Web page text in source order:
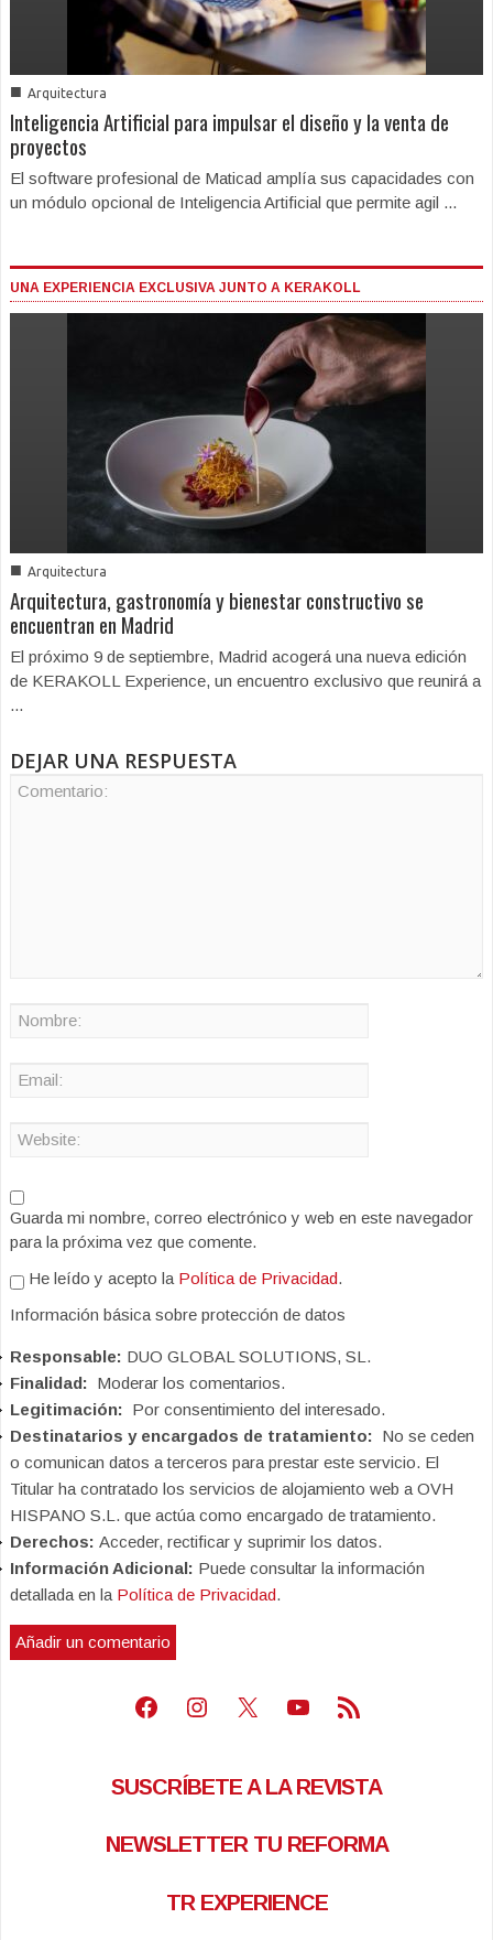
■ Arquitectura
Inteligencia Artificial para impulsar el diseño y la venta de
proyectos
El software profesional de Maticad amplía sus capacidades con
un módulo opcional de Inteligencia Artificial que permite agil ...
UNA EXPERIENCIA EXCLUSIVA JUNTO A KERAKOLL
■ Arquitectura
Arquitectura, gastronomía y bienestar constructivo se
encuentran en Madrid
El próximo 9 de septiembre, Madrid acogerá una nueva edición
de KERAKOLL Experience, un encuentro exclusivo que reunirá a
...
DEJAR UNA RESPUESTA
Guarda mi nombre, correo electrónico y web en este navegador
para la próxima vez que comente.
He leído y acepto la Política de Privacidad.
Información básica sobre protección de datos
Responsable: DUO GLOBAL SOLUTIONS, SL.
Finalidad: Moderar los comentarios.
Legitimación: Por consentimiento del interesado.
Destinatarios y encargados de tratamiento: No se ceden
o comunican datos a terceros para prestar este servicio. El
Titular ha contratado los servicios de alojamiento web a OVH
HISPANO S.L. que actúa como encargado de tratamiento.
Derechos: Acceder, rectificar y suprimir los datos.
Información Adicional: Puede consultar la información
detallada en la Política de Privacidad.
Facebook
Instagram
X Youtube
Feed RSS
SUSCRÍBETE A LA REVISTA
NEWSLETTER TU REFORMA
TR EXPERIENCE